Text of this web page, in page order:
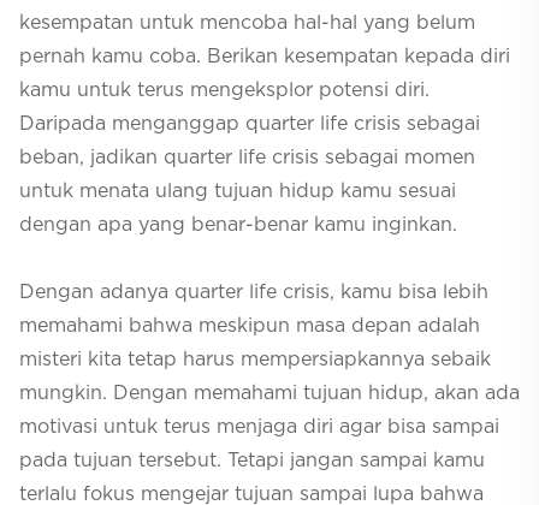
kesempatan untuk mencoba hal-hal yang belum
pernah kamu coba. Berikan kesempatan kepada diri
kamu untuk terus mengeksplor potensi diri.
Daripada menganggap quarter life crisis sebagai
beban, jadikan quarter life crisis sebagai momen
untuk menata ulang tujuan hidup kamu sesuai
dengan apa yang benar-benar kamu inginkan.
Dengan adanya quarter life crisis, kamu bisa lebih
memahami bahwa meskipun masa depan adalah
misteri kita tetap harus mempersiapkannya sebaik
mungkin. Dengan memahami tujuan hidup, akan ada
motivasi untuk terus menjaga diri agar bisa sampai
pada tujuan tersebut. Tetapi jangan sampai kamu
terlalu fokus mengejar tujuan sampai lupa bahwa